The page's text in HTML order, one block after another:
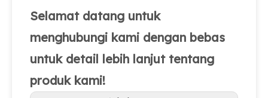
Selamat datang untuk
menghubungi kami dengan bebas
untuk detail lebih lanjut tentang
produk kami!